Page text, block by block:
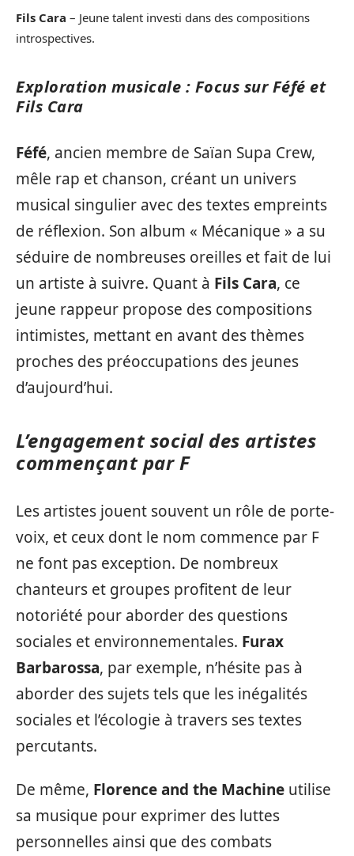
Fils Cara – Jeune talent investi dans des compositions
introspectives.
Exploration musicale : Focus sur Féfé et
Fils Cara
Féfé, ancien membre de Saïan Supa Crew,
mêle rap et chanson, créant un univers
musical singulier avec des textes empreints
de réflexion. Son album « Mécanique » a su
séduire de nombreuses oreilles et fait de lui
un artiste à suivre. Quant à Fils Cara, ce
jeune rappeur propose des compositions
intimistes, mettant en avant des thèmes
proches des préoccupations des jeunes
d’aujourd’hui.
L’engagement social des artistes
commençant par F
Les artistes jouent souvent un rôle de porte-
voix, et ceux dont le nom commence par F
ne font pas exception. De nombreux
chanteurs et groupes profitent de leur
notoriété pour aborder des questions
sociales et environnementales. Furax
Barbarossa, par exemple, n’hésite pas à
aborder des sujets tels que les inégalités
sociales et l’écologie à travers ses textes
percutants.
De même, Florence and the Machine utilise
sa musique pour exprimer des luttes
personnelles ainsi que des combats